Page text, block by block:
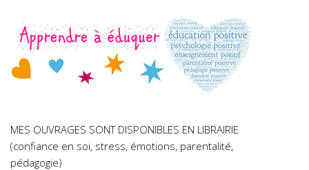
MES OUVRAGES SONT DISPONIBLES EN LIBRAIRIE
(confiance en soi, stress, émotions, parentalité,
pédagogie)